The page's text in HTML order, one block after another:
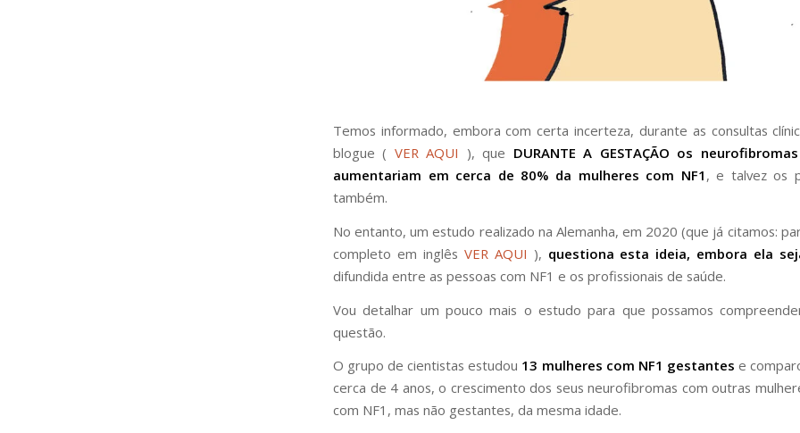
Temos informado, embora com certa incerteza, durante as consultas
blogue ( VER AQUI ), que DURANTE A GESTAÇÃO os
aumentariam em cerca de 80% da mulheres com NF1 , e talvez os
também.
No entanto, um estudo realizado na Alemanha, em 2020 (que já citamos:
completo em inglês VER AQUI ), questiona esta ideia, embora ela
difundida entre as pessoas com NF1 e os profissionais de saúde.
Vou detalhar um pouco mais o estudo para que possamos
questão.
O grupo de cientistas estudou 13 mulheres com NF1 gestantes e
cerca de 4 anos, o crescimento dos seus neurofibromas com outras
com NF1, mas não gestantes, da mesma idade.